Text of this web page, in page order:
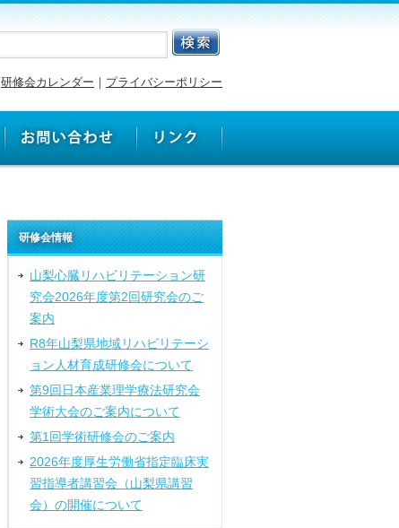
研修会カレンダー ｜ プライバシーポリシー
研修会情報
山梨心臓リハビリテーション研
究会2026年度第2回研究会のご
案内
R8年山梨県地域リハビリテーシ
ョン人材育成研修会について
第9回日本産業理学療法研究会
学術大会のご案内について
第1回学術研修会のご案内
2026年度厚生労働省指定臨床実
習指導者講習会（山梨県講習
会）の開催について